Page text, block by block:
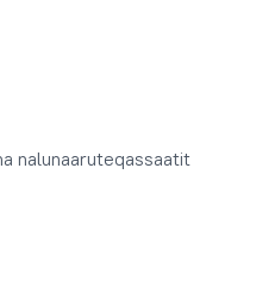
nalunaaruteqassaatit